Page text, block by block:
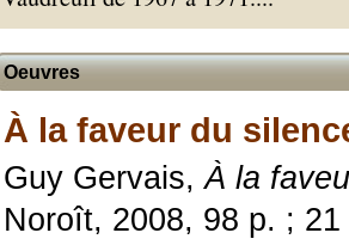
Oeuvres
À la faveur du
Guy Gervais,À la
Noroît, 2008, 98 p. ; 21